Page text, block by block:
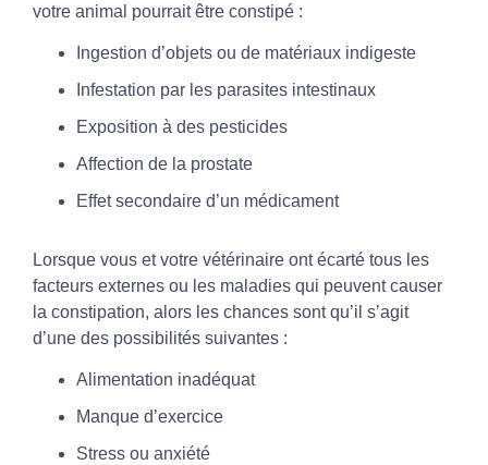
votre animal pourrait être constipé :
Ingestion d’objets ou de matériaux indigeste
Infestation par les parasites intestinaux
Exposition à des pesticides
Affection de la prostate
Effet secondaire d’un médicament
Lorsque vous et votre vétérinaire ont écarté tous les
facteurs externes ou les maladies qui peuvent causer
la constipation, alors les chances sont qu’il s’agit
d’une des possibilités suivantes :
Alimentation inadéquat
Manque d’exercice
Stress ou anxiété